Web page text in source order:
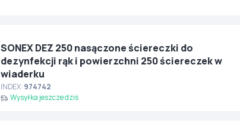
SONEX DEZ 250 nasączone ściereczki do
dezynfekcji rąk i powierzchni 250 ściereczek w
wiaderku
INDEX:974742
Wysyłka jeszcze dziś